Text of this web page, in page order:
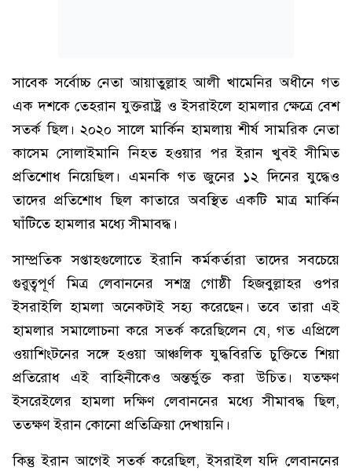
সাবেক সর্বোচ্চ নেতা আয়াতুল্লাহ আলী খামেনির অধীনে গত
এক দশকে তেহরান যুক্তরাষ্ট্র ও ইসরাইলে হামলার ক্ষেত্রে বেশ
সতর্ক ছিল। ২০২০ সালে মার্কিন হামলায় শীর্ষ সামরিক নেতা
কাসেম সোলাইমানি নিহত হওয়ার পর ইরান খুবই সীমিত
প্রতিশোধ নিয়েছিল। এমনকি গত জুনের ১২ দিনের যুদ্ধেও
তাদের প্রতিশোধ ছিল কাতারে অবস্থিত একটি মাত্র মার্কিন
ঘাঁটিতে হামলার মধ্যে সীমাবদ্ধ।
সাম্প্রতিক সপ্তাহগুলোতে ইরানি কর্মকর্তারা তাদের সবচেয়ে
গুরুত্বপূর্ণ মিত্র লেবাননের সশস্ত্র গোষ্ঠী হিজবুল্লাহর ওপর
ইসরাইলি হামলা অনেকটাই সহ্য করেছেন। তবে তারা এই
হামলার সমালোচনা করে সতর্ক করেছিলেন যে, গত এপ্রিলে
ওয়াশিংটনের সঙ্গে হওয়া আঞ্চলিক যুদ্ধবিরতি চুক্তিতে শিয়া
প্রতিরোধ এই বাহিনীকেও অন্তর্ভুক্ত করা উচিত। যতক্ষণ
ইসরেইলের হামলা দক্ষিণ লেবাননের মধ্যে সীমাবদ্ধ ছিল,
ততক্ষণ ইরান কোনো প্রতিক্রিয়া দেখায়নি।
কিন্তু ইরান আগেই সতর্ক করেছিল, ইসরাইল যদি লেবাননের